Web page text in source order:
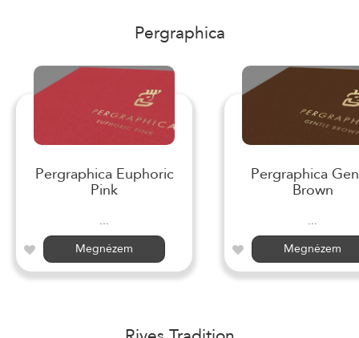
Pergraphica
Pergraphica Euphoric
Pink
...
Megnézem
Pergraphica
Brown
...
Megnézem